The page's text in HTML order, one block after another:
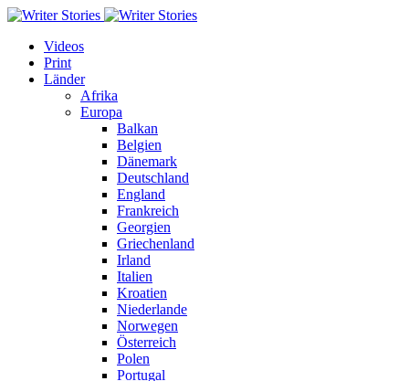
Videos
Print
Länder
Afrika
Europa
Balkan
Belgien
Dänemark
Deutschland
England
Frankreich
Georgien
Griechenland
Irland
Italien
Kroatien
Niederlande
Norwegen
Österreich
Polen
Portugal